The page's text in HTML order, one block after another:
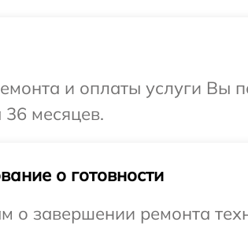
и оплаты услуги Вы
месяцев.
о готовности
завершении ремонта